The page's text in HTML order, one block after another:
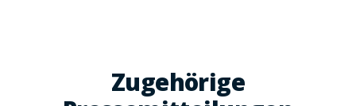
Zugehörige